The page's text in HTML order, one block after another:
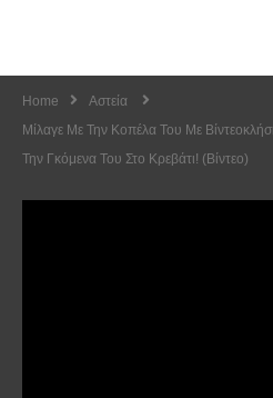
Home
Αστεία
Μίλαγε Με Την Κοπέλα Του Με
Την Γκόμενα Του Στο Κρεβάτι! (Βίντεο)